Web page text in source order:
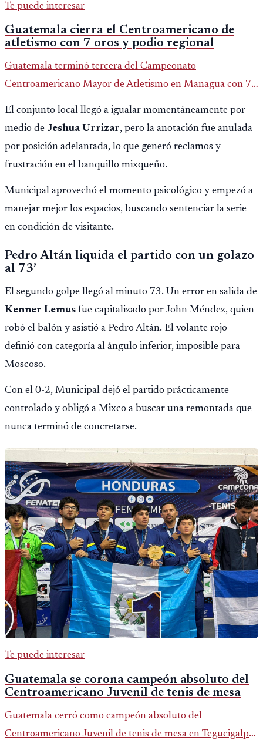
Te puede interesar
Guatemala cierra el Centroamericano de
atletismo con 7 oros y podio regional
Guatemala terminó tercera del Campeonato
Centroamericano Mayor de Atletismo en Managua con 7
oros, 5 platas y 2 bronces, según la publicación oficial de
CDAG.
El conjunto local llegó a igualar momentáneamente por
medio de Jeshua Urrizar, pero la anotación fue anulada
por posición adelantada, lo que generó reclamos y
frustración en el banquillo mixqueño.
Municipal aprovechó el momento psicológico y empezó a
manejar mejor los espacios, buscando sentenciar la serie
en condición de visitante.
Pedro Altán liquida el partido con un golazo
al 73’
El segundo golpe llegó al minuto 73. Un error en salida de
Kenner Lemus fue capitalizado por John Méndez, quien
robó el balón y asistió a Pedro Altán. El volante rojo
definió con categoría al ángulo inferior, imposible para
Moscoso.
Con el 0-2, Municipal dejó el partido prácticamente
controlado y obligó a Mixco a buscar una remontada que
nunca terminó de concretarse.
Te puede interesar
Guatemala se corona campeón absoluto del
Centroamericano Juvenil de tenis de mesa
Guatemala cerró como campeón absoluto del
Centroamericano Juvenil de tenis de mesa en Tegucigalpa